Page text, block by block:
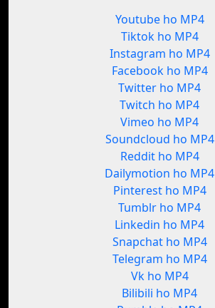
Youtube ho MP4
Tiktok ho MP4
Instagram ho MP4
Facebook ho MP4
Twitter ho MP4
Twitch ho MP4
Vimeo ho MP4
Soundcloud ho MP4
Reddit ho MP4
Dailymotion ho MP4
Pinterest ho MP4
Tumblr ho MP4
Linkedin ho MP4
Snapchat ho MP4
Telegram ho MP4
Vk ho MP4
Bilibili ho MP4